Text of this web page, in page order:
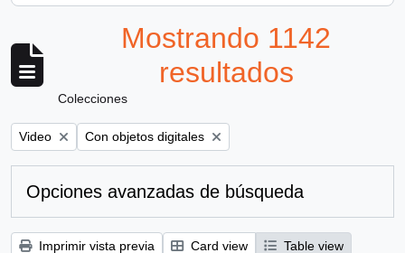
Mostrando 1142
resultados
Colecciones
Remove filter:
Video Remove filter:
Con objetos digitales
Opciones avanzadas de búsqueda
Imprimir vista previa Card view
Table view